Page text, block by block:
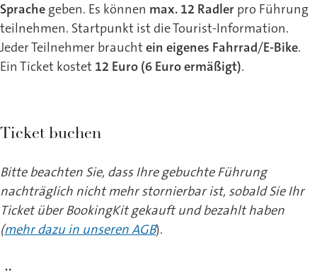
Sprache geben. Es können max. 12 Radler pro Führung
teilnehmen. Startpunkt ist die Tourist-Information.
Jeder Teilnehmer braucht ein eigenes Fahrrad/E-Bike.
Ein Ticket kostet 12 Euro (6 Euro ermäßigt).
Ticket buchen
Bitte beachten Sie, dass Ihre gebuchte Führung
nachträglich nicht mehr stornierbar ist, sobald Sie Ihr
Ticket über BookingKit gekauft und bezahlt haben
(mehr dazu in unseren AGB).